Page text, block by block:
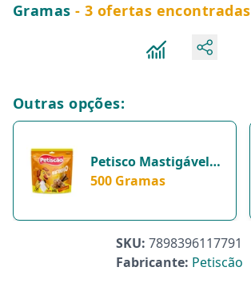
Gramas - 3 ofertas encontradas
Outras opções:
Petisco Mastigável
Sabor Frango Para
Gramas
500 Gramas
SKU: 7898396117791
Fabricante: Petiscão